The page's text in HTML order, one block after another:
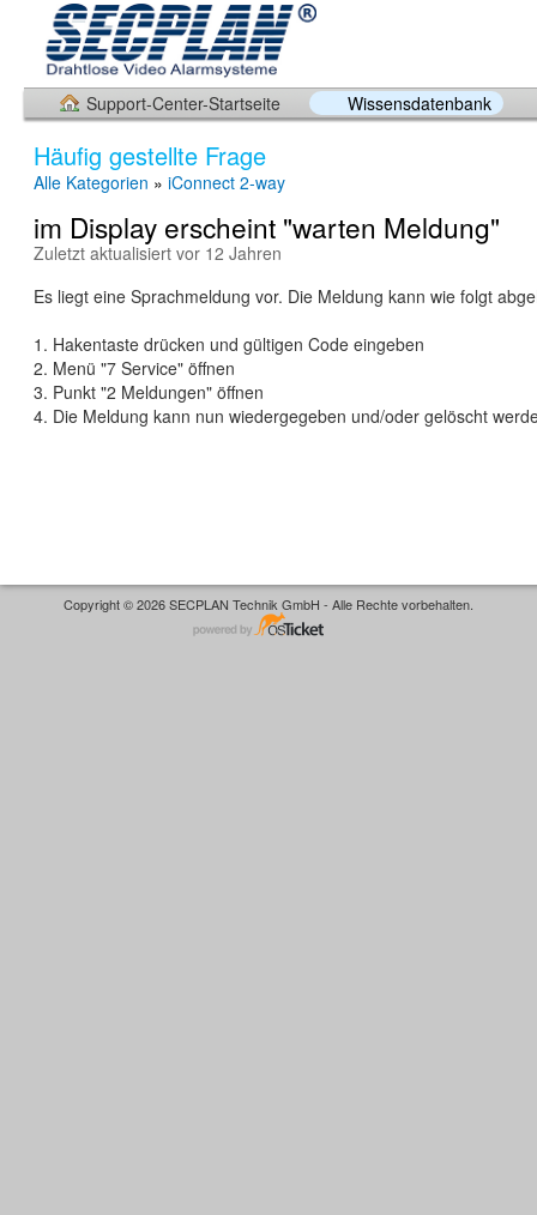
Support-Center-Startseite Wissensdatenbank
Häufig gestellte Frage
Alle Kategorien » iConnect 2-way
im Display erscheint "warten Meldung"
Zuletzt aktualisiert vor 12 Jahren
Es liegt eine Sprachmeldung vor. Die Meldung kann wie folgt
1. Hakentaste drücken und gültigen Code eingeben
2. Menü "7 Service" öffnen
3. Punkt "2 Meldungen" öffnen
4. Die Meldung kann nun wiedergegeben und/oder gelöscht
Copyright © 2026 SECPLAN Technik GmbH - Alle Rechte vorbehalten.